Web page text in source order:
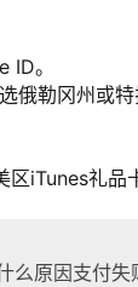
。
俄勒冈州或
iTunes礼品
么原因支付